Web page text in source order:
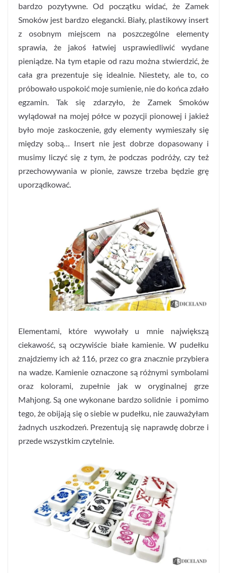
bardzo pozytywne. Od początku widać, że Zamek
Smoków jest bardzo elegancki. Biały, plastikowy insert
z osobnym miejscem na poszczególne elementy
sprawia, że jakoś łatwiej usprawiedliwić wydane
pieniądze. Na tym etapie od razu można stwierdzić, że
cała gra prezentuje się idealnie. Niestety, ale to, co
próbowało uspokoić moje sumienie, nie do końca zdało
egzamin. Tak się zdarzyło, że Zamek Smoków
wylądował na mojej półce w pozycji pionowej i jakież
było moje zaskoczenie, gdy elementy wymieszały się
między sobą… Insert nie jest dobrze dopasowany i
musimy liczyć się z tym, że podczas podróży, czy też
przechowywania w pionie, zawsze trzeba będzie grę
uporządkować.
Elementami, które wywołały u mnie największą
ciekawość, są oczywiście białe kamienie. W pudełku
znajdziemy ich aż 116, przez co gra znacznie przybiera
na wadze. Kamienie oznaczone są różnymi symbolami
oraz kolorami, zupełnie jak w oryginalnej grze
Mahjong. Są one wykonane bardzo solidnie i pomimo
tego, że obijają się o siebie w pudełku, nie zauważyłam
żadnych uszkodzeń. Prezentują się naprawdę dobrze i
przede wszystkim czytelnie.